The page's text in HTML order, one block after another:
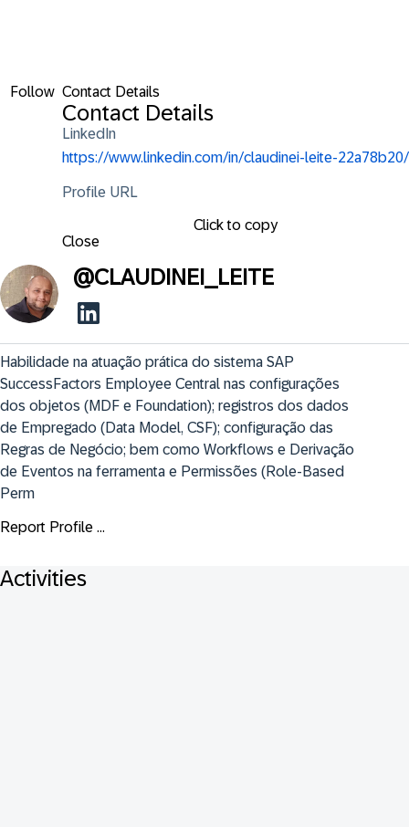
Follow Contact Details
Contact Details
LinkedIn
https://www.linkedin.com/in/claudinei-leite-22a78b20/
Profile URL
Click to copy
Close
@CLAUDINEI_LEITE
Habilidade na atuação prática do sistema SAP
SuccessFactors Employee Central nas configurações
dos objetos (MDF e Foundation); registros dos dados
de Empregado (Data Model, CSF); configuração das
Regras de Negócio; bem como Workflows e Derivação
de Eventos na ferramenta e Permissões (Role-Based
Perm
Report Profile ...
Activities